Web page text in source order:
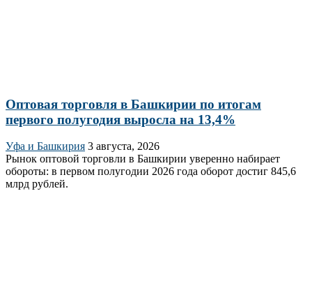
Оптовая торговля в Башкирии по итогам
первого полугодия выросла на 13,4%
Уфа и Башкирия 3 августа, 2026
Рынок оптовой торговли в Башкирии уверенно набирает
обороты: в первом полугодии 2026 года оборот достиг 845,6
млрд рублей.